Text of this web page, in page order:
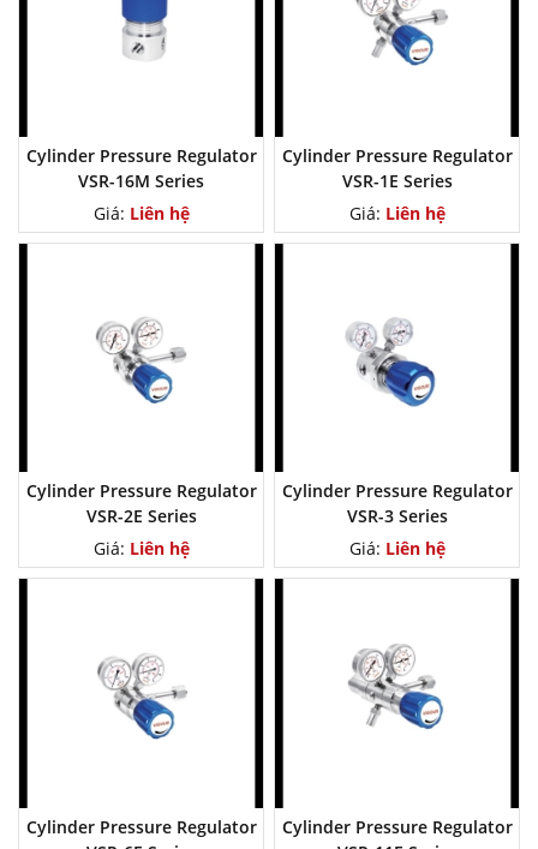
Cylinder Pressure Regulator
VSR-16M Series
Giá: Liên hệ
Cylinder Pressure Regulator
VSR-1E Series
Giá: Liên hệ
Cylinder Pressure Regulator
VSR-2E Series
Giá: Liên hệ
Cylinder Pressure Regulator
VSR-3 Series
Giá: Liên hệ
Cylinder Pressure Regulator
Cylinder Pressure Regulator